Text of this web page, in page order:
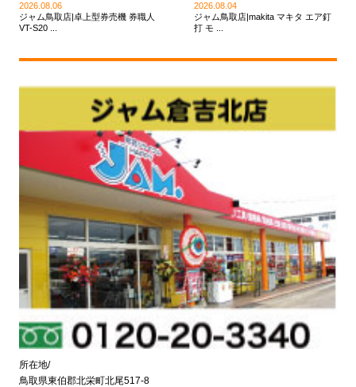
2026.08.06
ジャム鳥取店|卓上型券売機 券職人
VT-S20 ...
2026.08.04
ジャム鳥取店|makita マキタ エア釘
打 モ ...
所在地/
鳥取県東伯郡北栄町北尾517-8